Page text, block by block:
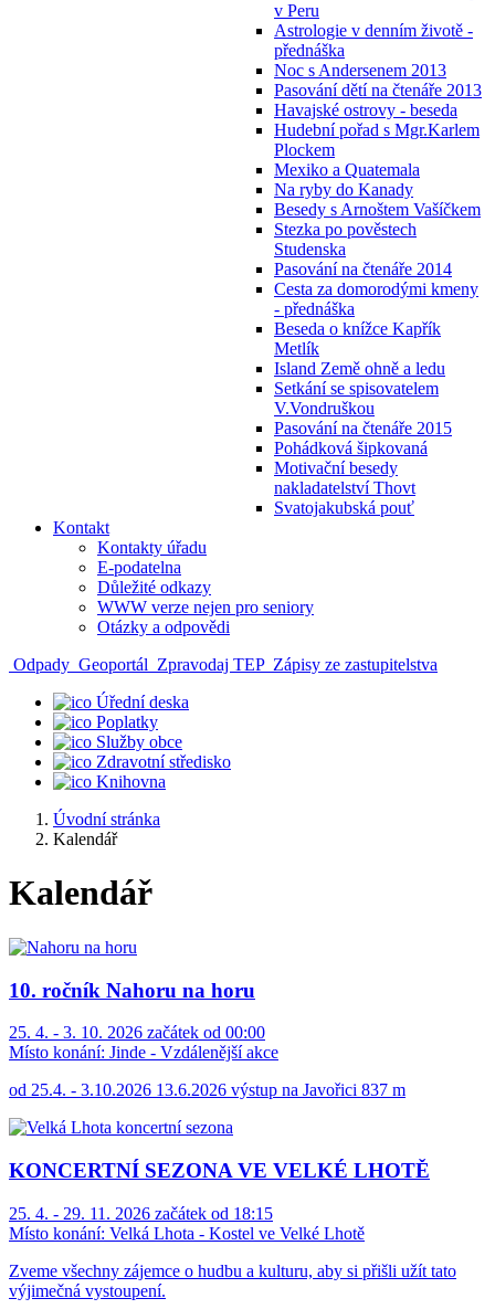
v Peru
Astrologie v denním životě -
přednáška
Noc s Andersenem 2013
Pasování dětí na čtenáře 2013
Havajské ostrovy - beseda
Hudební pořad s Mgr.Karlem
Plockem
Mexiko a Quatemala
Na ryby do Kanady
Besedy s Arnoštem Vašíčkem
Stezka po pověstech
Studenska
Pasování na čtenáře 2014
Cesta za domorodými kmeny
- přednáška
Beseda o knížce Kapřík
Metlík
Island Země ohně a ledu
Setkání se spisovatelem
V.Vondruškou
Pasování na čtenáře 2015
Pohádková šipkovaná
Motivační besedy
nakladatelství Thovt
Svatojakubská pouť
Kontakt
Kontakty úřadu
E-podatelna
Důležité odkazy
WWW verze nejen pro seniory
Otázky a odpovědi
Odpady Geoportál Zpravodaj TEP Zápisy ze zastupitelstva
Úřední deska
Poplatky
Služby obce
Zdravotní středisko
Knihovna
Úvodní stránka
Kalendář
Kalendář
10. ročník Nahoru na horu
25. 4. - 3. 10. 2026 začátek od 00:00
Místo konání: Jinde - Vzdálenější akce
od 25.4. - 3.10.2026 13.6.2026 výstup na Javořici 837 m
KONCERTNÍ SEZONA VE VELKÉ LHOTĚ
25. 4. - 29. 11. 2026 začátek od 18:15
Místo konání: Velká Lhota - Kostel ve Velké Lhotě
Zveme všechny zájemce o hudbu a kulturu, aby si přišli užít tato
výjimečná vystoupení.